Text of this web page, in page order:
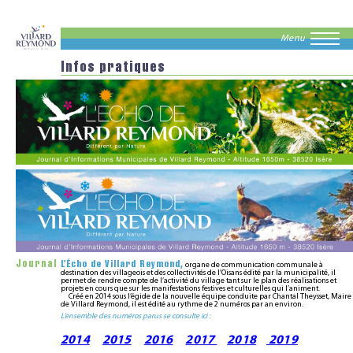
Menu
Infos pratiques
Journal L’Écho de Villard Reymond, organe de communication communale à
destination des villageois et des collectivités de l’Oisans édité par la municipalité, il
permet de rendre compte de l’activité du village tant sur le plan des réalisations et
projets en cours que sur les manifestations festives et culturelles qui l’animent.
Créé en 2014 sous l’égide de la nouvelle équipe conduite par Chantal Theysset, Maire
de Villard Reymond, il est édité au rythme de 2 numéros par an environ.
L’ensemble des numéros parus se consulte ici :
2014 2015 2016 2017 2018 2019